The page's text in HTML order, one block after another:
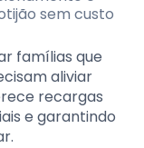
famílias que
aliviar
recargas
e garantindo